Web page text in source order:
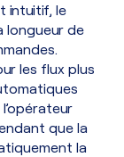
intuitif, le
longueur de
les flux plus
que la
la